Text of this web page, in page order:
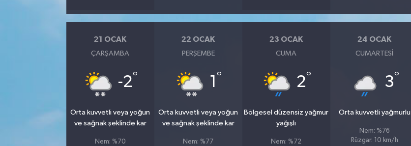
21 OCAK
ÇARŞAMBA
-2°
Orta kuvvetli veya yoğun
ve sağnak şeklinde kar
Nem: %70
22 OCAK
PERŞEMBE
1 °
Orta kuvvetli veya yoğun
ve sağnak şeklinde kar
Nem: %77
23 OCAK
CUMA
2°
Bölgesel düzensiz yağmur
yağışlı
Nem: %72
24 OCAK
CUMARTESI
3°
Orta kuvvetli yağmurlu
Nem: %76
Rüzgar: 10 km/h